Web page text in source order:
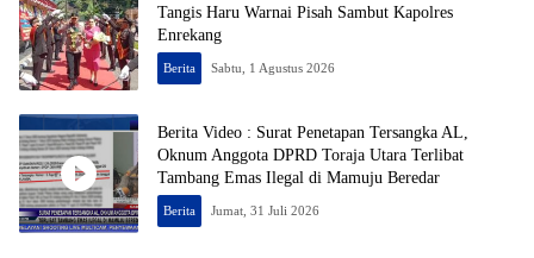
Tangis Haru Warnai Pisah Sambut Kapolres
Enrekang
Berita Sabtu, 1 Agustus 2026
Berita Video : Surat Penetapan Tersangka AL,
Oknum Anggota DPRD Toraja Utara Terlibat
Tambang Emas Ilegal di Mamuju Beredar
Berita Jumat, 31 Juli 2026